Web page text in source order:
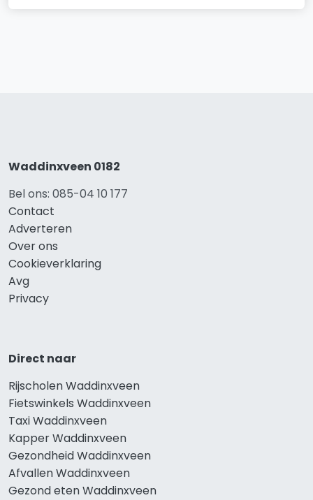
Waddinxveen 0182
Bel ons: 085-04 10 177
Contact
Adverteren
Over ons
Cookieverklaring
Avg
Privacy
Direct naar
Rijscholen Waddinxveen
Fietswinkels Waddinxveen
Taxi Waddinxveen
Kapper Waddinxveen
Gezondheid Waddinxveen
Afvallen Waddinxveen
Gezond eten Waddinxveen